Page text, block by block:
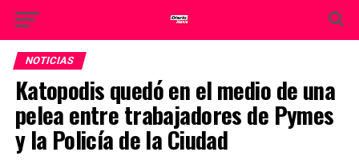
NOTICIAS
Katopodis quedó en el medio de una
pelea entre trabajadores de Pymes
y la Policía de la Ciudad